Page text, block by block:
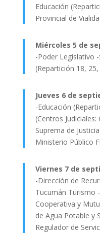
Educación
Provincial de
Miércoles 5 de
-Poder Legislativo
(Repartición 18,
Jueves 6 de
-Educación
(Centros
Suprema de
Ministerio Público
Viernes 7 de
-Dirección de
Tucumán Turismo
Cooperativa y
de Agua Potable y
Regulador de